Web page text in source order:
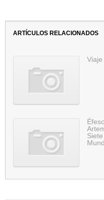
ARTÍCULOS RELACIONADOS
Viaje